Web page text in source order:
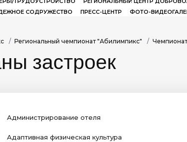
СОДРУЖЕСТВО
ПРЕСС-ЦЕНТР ФОТО-
Региональный чемпионат "Абилимпикс"
застроек
Администрирование отеля
Адаптивная физическая культура